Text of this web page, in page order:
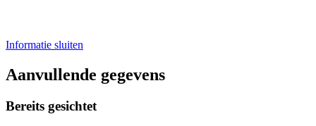
Informatie sluiten
Aanvullende gegevens
Bereits gesichtet